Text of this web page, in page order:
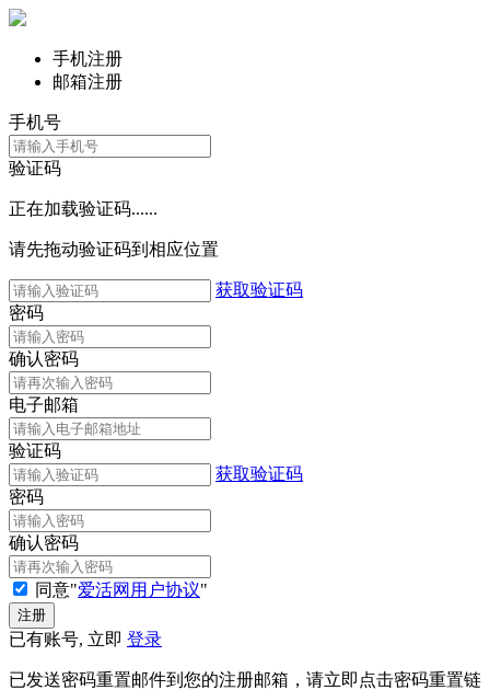
手机注册
邮箱注册
手机号
验证码
正在加载验证码......
请先拖动验证码到相应位置
获取验证码
密码
确认密码
电子邮箱
验证码
获取验证码
密码
确认密码
同意"爱活网用户协议"
已有账号, 立即 登录
已发送密码重置邮件到您的注册邮箱，请立即点击密码重置链